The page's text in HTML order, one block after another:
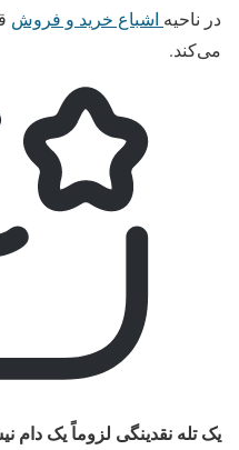
در ناحیه اشباع خرید و فروش
می‌کند.
یک تله نقدینگی لزوماً یک